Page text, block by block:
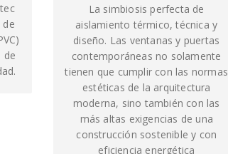
de
de
La simbiosis perfecta de
aislamiento térmico, técnica y
diseño. Las ventanas y puertas
contemporáneas no solamente
tienen que cumplir con las normas
estéticas de la arquitectura
moderna, sino también con las
más altas exigencias de una
construcción sostenible y con
eficiencia energética